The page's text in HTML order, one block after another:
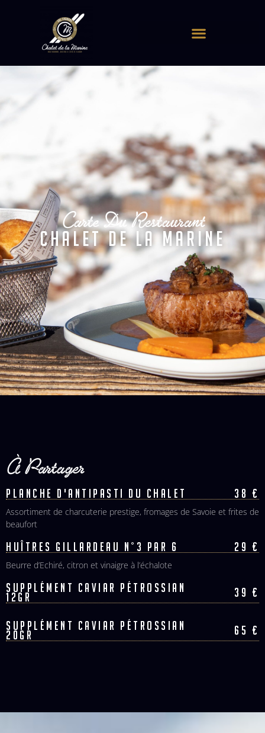
Carte Du Restaurant
Chalet De La Marine
À Partager
PLANCHE D'ANTIPASTI DU CHALET 38 €
Assortiment de charcuterie prestige, fromages de Savoie et frites de
beaufort
HUÎTRES GILLARDEAU N°3 PAR 6 29 €
Beurre d’Echiré, citron et vinaigre à l’échalote
SUPPLÉMENT CAVIAR PÉTROSSIAN
12GR 39 €
SUPPLÉMENT CAVIAR PÉTROSSIAN
20GR 65 €